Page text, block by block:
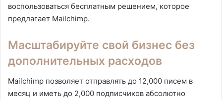
воспользоваться бесплатным решением, которое
предлагает Mailchimp.
Масштабируйте свой бизнес без
дополнительных расходов
Mailchimp позволяет отправлять до 12,000 писем в
месяц и иметь до 2,000 подписчиков абсолютно